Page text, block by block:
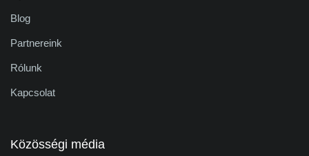
Blog
Partnereink
Rólunk
Kapcsolat
Közösségi média